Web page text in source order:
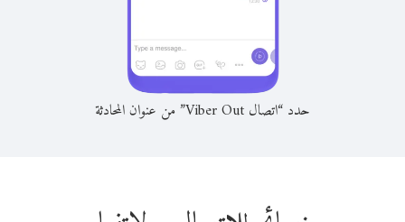
حدد “اتصال Viber Out” من عنوان المحادثة